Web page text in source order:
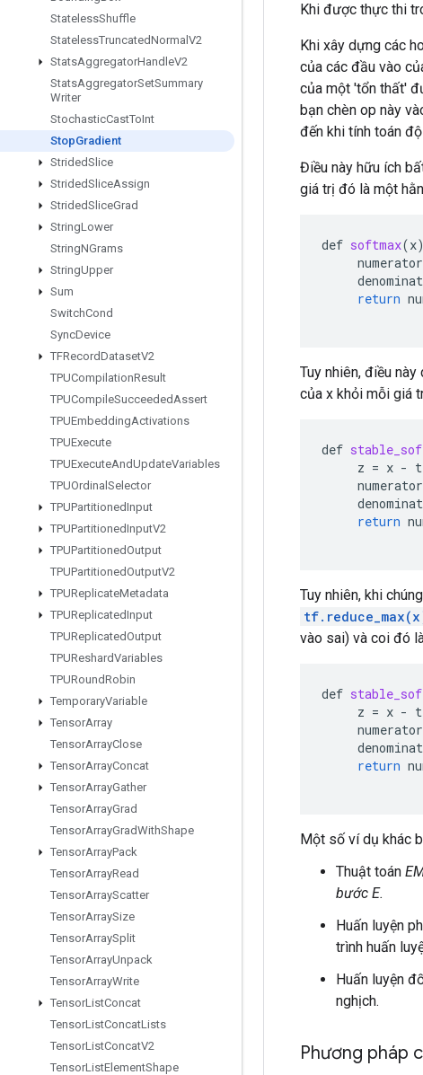
StatelessShuffle
StatelessTruncatedNormal V2
StatsAggregatorHandleV2
StatsAggregatorSetSummary
Writer
StochasticCastToInt
StopGradient
StridedSlice
StridedSliceAssign
StridedSliceGrad
StringLower
StringNGrams
StringUpper
Sum
SwitchCond
SyncDevice
TFRecordDatasetV2
TPUCompilationResult
TPUCompileSucceededAssert
TPUEmbeddingActivations
TPUExecute
TPUExecuteAndUpdateVariables
TPUOrdinal Selector
TPUPartitionedInput
TPUPartitionedInputV2
TPUPartitionedOutput
TPUPartitionedOutputV2
TPUReplicateMetadata
TPUReplicatedInput
TPUReplicatedOutput
TPUReshardVariables
TPURoundRobin
TemporaryVariable
TensorArray
TensorArrayClose
TensorArrayConcat
TensorArrayGather
TensorArrayGrad
TensorArrayGradWithShape
TensorArrayPack
TensorArrayRead
TensorArrayScatter
TensorArraySize
TensorArraySplit
TensorArrayUnpack
TensorArrayWrite
TensorListConcat
TensorListConcatLists
TensorListConcatV2
TensorListElementShape
Khi được thực thi
Khi xây dựng các
của các đầu vào
của một 'tổn thất'
bạn chèn op này
đến khi tính toán
Điều này hữu ích
giá trị đó là một
def softmax(x
numerator
return
Tuy nhiên, điều
của x khỏi mỗi giá
def
z = x -
numerator
return
Tuy nhiên, khi
vào sai) và coi đó
def
z = x -
numerator
return
Một số ví dụ khác
Thuật toán
bước E.
Huấn luyện
trình huấn
Huấn luyện
nghịch.
Phương pháp